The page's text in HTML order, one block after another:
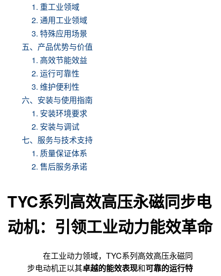
1. 重工业领域
2. 通用工业领域
3. 特殊应用场景
五、产品优势与价值
1. 高效节能效益
2. 运行可靠性
3. 维护便利性
六、安装与使用指南
1. 安装环境要求
2. 安装与调试
七、服务与技术支持
1. 质量保证体系
2. 售后服务承诺
TYC系列高效高压永磁同步电
动机：引领工业动力能效革命
在工业动力领域，TYC系列高效高压永磁同
步电动机正以其卓越的能效表现和可靠的运行特